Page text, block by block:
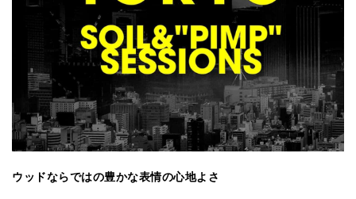
ウッドならではの豊かな表情の心地よさ